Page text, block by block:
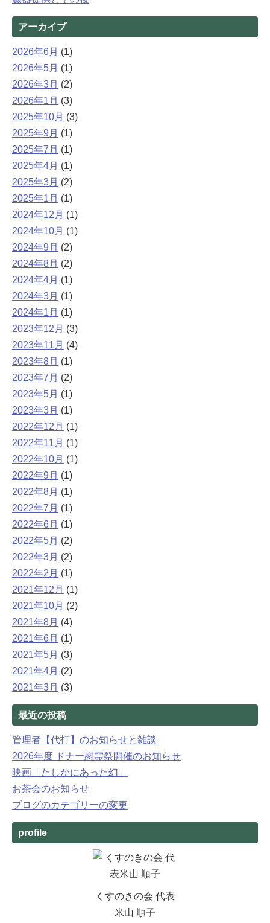
アーカイブ
2026年6月 (1)
2026年5月 (1)
2026年3月 (2)
2026年1月 (3)
2025年10月 (3)
2025年9月 (1)
2025年7月 (1)
2025年4月 (1)
2025年3月 (2)
2025年1月 (1)
2024年12月 (1)
2024年10月 (1)
2024年9月 (2)
2024年8月 (2)
2024年4月 (1)
2024年3月 (1)
2024年1月 (1)
2023年12月 (3)
2023年11月 (4)
2023年8月 (1)
2023年7月 (2)
2023年5月 (1)
2023年3月 (1)
2022年12月 (1)
2022年11月 (1)
2022年10月 (1)
2022年9月 (1)
2022年8月 (1)
2022年7月 (1)
2022年6月 (1)
2022年5月 (2)
2022年3月 (2)
2022年2月 (1)
2021年12月 (1)
2021年10月 (2)
2021年8月 (4)
2021年6月 (1)
2021年5月 (3)
2021年4月 (2)
2021年3月 (3)
最近の投稿
管理者【代打】のお知らせと雑談
2026年度 ドナー慰霊祭開催のお知らせ
映画「たしかにあった幻」
お茶会のお知らせ
ブログのカテゴリーの変更
profile
くすのきの会 代表
米山 順子